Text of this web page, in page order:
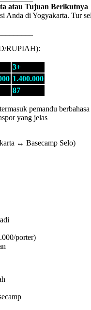
atau Tujuan Berikutnya
Anda di Yogyakarta. Tur
RUPIAH):
3+
1.400.000
87
pemandu
yang jelas
↔ Basecamp Selo)
porter)